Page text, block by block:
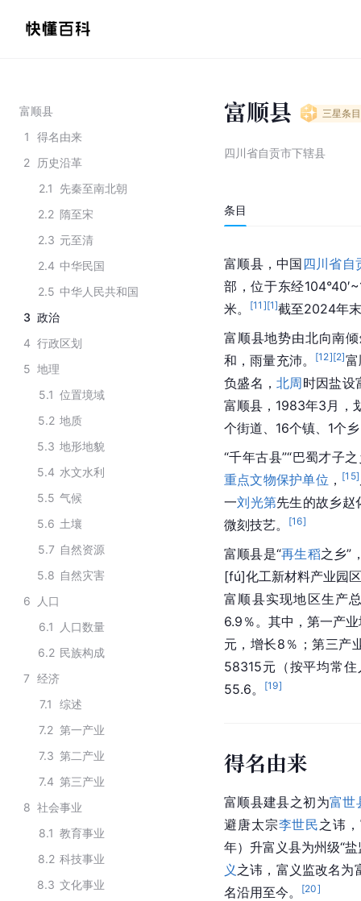
富顺县
1
得名由来
2
历史沿革
2.1
先秦至南北朝
2.2 隋至宋
2.3 元至清
2.4 中华民国
2.5 中华人民共和国
3 政治
4 行政区划
5 地理
5.1 位置境域
5.2 地质
5.3 地形地貌
5.4 水文水利
5.5 气候
5.6 土壤
5.7 自然资源
5.8 自然灾害
6
人口
6.1
人口数量
6.2 民族构成
7 经济
7.1
综述
7.2 第一产业
7.3 第二产业
7.4 第三产业
8 社会事业
8.1 教育事业
8.2 科技事业
8.3 文化事业
富顺县 三星条目
四川省自贡市下辖县
条目
富顺县，中国 四川省自
部，位于东经
米。
[11 ][1]截至2024年
富顺县地势由北向南
和，雨量充沛。
[12][2]
负盛名，北周时因盐设
富顺县，1983年3月，
个街道、16个镇、1个
“千年古县”“巴蜀才子
重点文物保护单位 ， [15]
一刘光第先生的故乡赵
微刻技艺。
[16]
富顺县是“再生稻之乡”
[fú]化工新材料产业园
富顺县实现地区生产
6.9％。其中，第一产
元，增长8％；第三产
58315元（按平均常
55.6。
[19]
得名由来
富顺县建县之初为富世
避唐太宗李世民之讳
年）升富义县为州级“
义 之讳，富义监改名为
名沿用至今。
[20]